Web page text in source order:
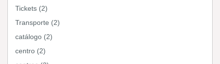
Tickets (2)
Transporte (2)
catálogo (2)
centro (2)